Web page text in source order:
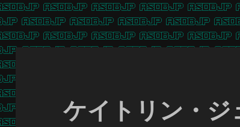
ケイトリン・ジ